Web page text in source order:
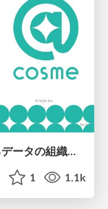
【istyle Data Talk #01】越境できるデータの組織・人材を目指して/ istyle data talk 01 Data Organization
1 1.1k